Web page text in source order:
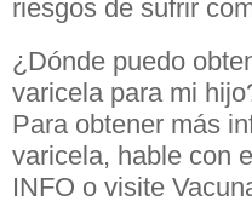
riesgos de sufrir
¿Dónde puedo
varicela para mi
Para obtener más
varicela, hable con
INFO o visite